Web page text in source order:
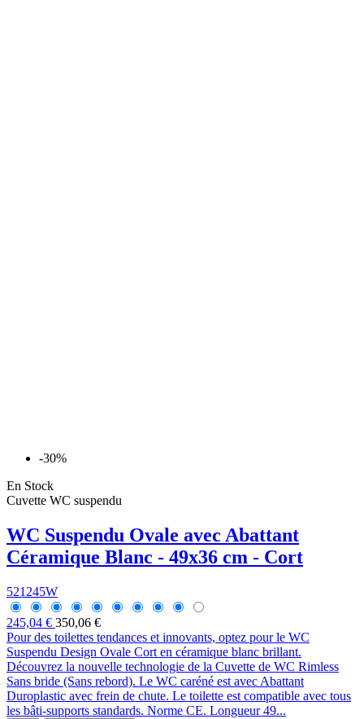
-30%
En Stock
Cuvette WC suspendu
WC Suspendu Ovale avec Abattant
Céramique Blanc - 49x36 cm - Cort
521245W
245,04 € 350,06 €
Pour des toilettes tendances et innovants, optez pour le WC
Suspendu Design Ovale Cort en céramique blanc brillant.
Découvrez la nouvelle technologie de la Cuvette de WC Rimless
Sans bride (Sans rebord). Le WC caréné est avec Abattant
Duroplastic avec frein de chute. Le toilette est compatible avec tous
les bâti-supports standards. Norme CE. Longueur 49...